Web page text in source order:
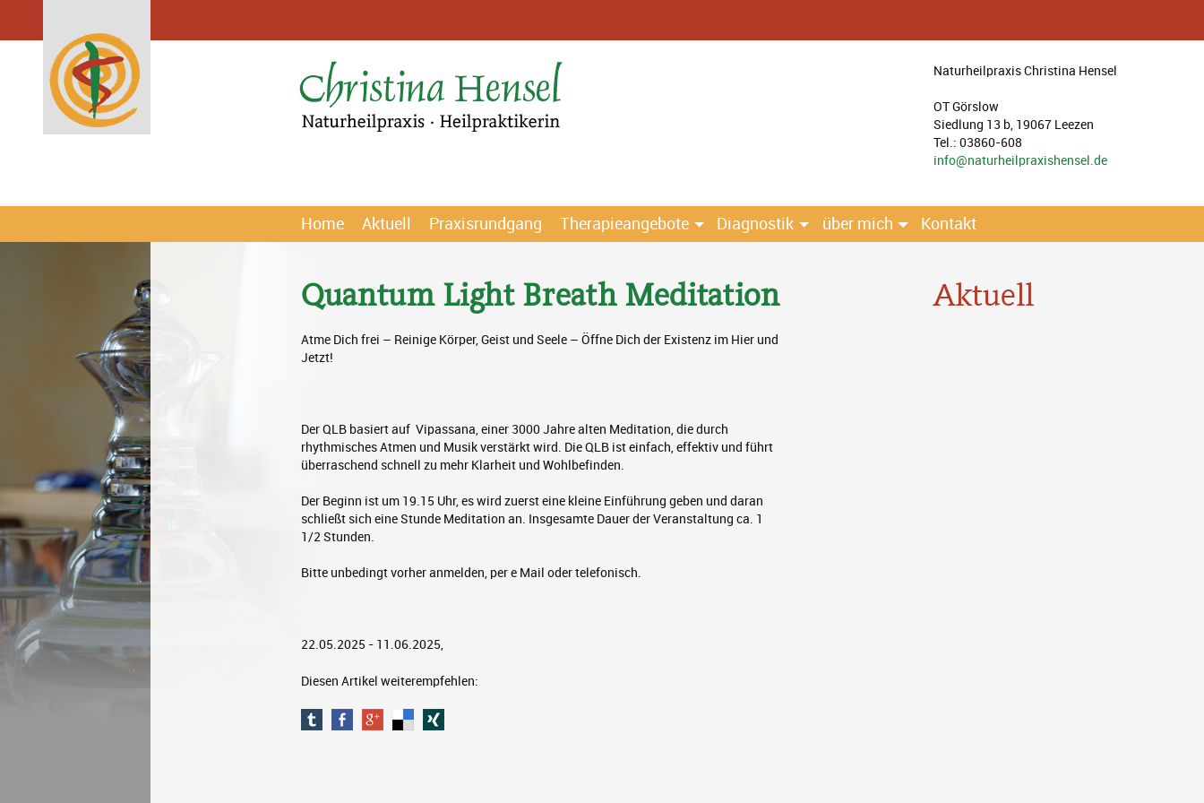
Naturheilpraxis Christina Hensel
OT Görslow
Siedlung 13 b, 19067 Leezen
Tel.: 03860-608
info@naturheilpraxishensel.de
Home Aktuell Praxisrundgang Therapieangebote Diagnostik über mich Kontakt
Quantum Light Breath Meditation
Atme Dich frei – Reinige Körper, Geist und Seele – Öffne Dich der Existenz im Hier und
Jetzt!
Der QLB basiert auf Vipassana, einer 3000 Jahre alten Meditation, die durch
rhythmisches Atmen und Musik verstärkt wird. Die QLB ist einfach, effektiv und führt
überraschend schnell zu mehr Klarheit und Wohlbefinden.
Der Beginn ist um 19.15 Uhr, es wird zuerst eine kleine Einführung geben und daran
schließt sich eine Stunde Meditation an. Insgesamte Dauer der Veranstaltung ca. 1
1/2 Stunden.
Bitte unbedingt vorher anmelden, per e Mail oder telefonisch.
22.05.2025 - 11.06.2025,
Diesen Artikel weiterempfehlen:
Aktuell